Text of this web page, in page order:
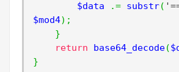
        $data
.= substr(
$mod4);
}
return base64_decode(
}